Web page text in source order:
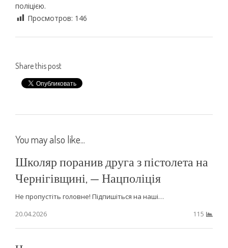
поліцією.
Просмотров: 146
Share this post
You may also like...
Школяр поранив друга з пістолета на
Чернігівщині, — Нацполіція
Не пропустіть головне! Підпишіться на наші…
20.04.2026
115